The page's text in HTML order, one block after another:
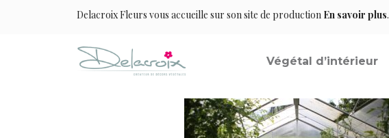
Delacroix Fleurs vous accueille sur son site de production En savoir plus.
Végétal d’intérieur